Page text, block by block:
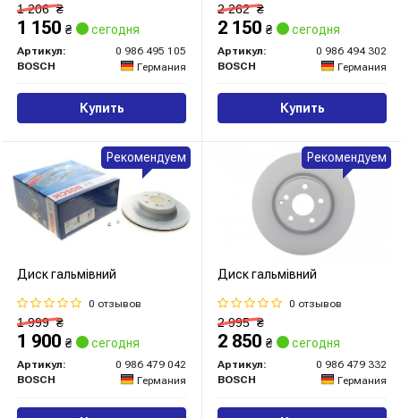
1 206₴
1 150 ₴ сегодня
Артикул:
0 986 495 105
BOSCH
Германия
Купить
2 262₴
2 150 ₴ сегодня
Артикул:
0 986 494 302
BOSCH
Германия
Купить
Диск гальмівний
0 отзывов
1 999₴
1 900 ₴ сегодня
Артикул:
0 986 479 042
BOSCH
Германия
Рекомендуем
Диск гальмівний
0 отзывов
2 995₴
2 850 ₴ сегодня
Артикул:
0 986 479 332
BOSCH
Германия
Рекомендуем